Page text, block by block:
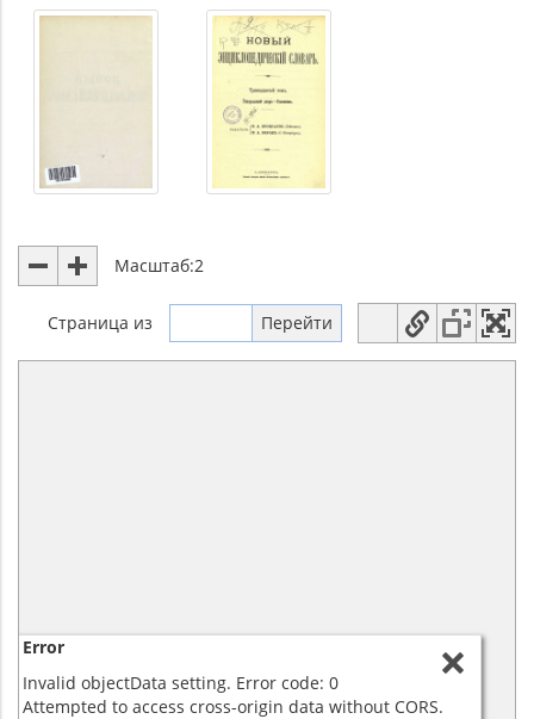
Масштаб:2
Страница из
Error
Invalid objectData setting. Error code: 0
Attempted to access cross-origin data without CORS.